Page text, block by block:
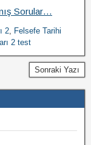
Sorular…
2, Felsefe Tarihi
2 test
Sonraki Yazı